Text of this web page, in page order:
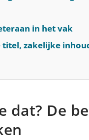
in het vak
titel, zakelijke
dat? De